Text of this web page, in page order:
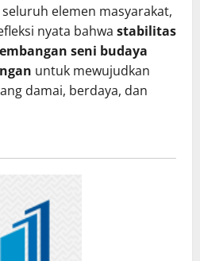
elemen masyarakat,
nyata bahwa stabilitas
seni budaya
untuk mewujudkan
damai, berdaya, dan